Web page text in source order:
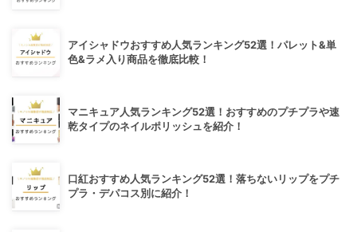
アイシャドウおすすめ人気ランキング52選！パレット&単
色&ラメ入り商品を徹底比較！
マニキュア人気ランキング52選！おすすめのプチプラや速
乾タイプのネイルポリッシュを紹介！
口紅おすすめ人気ランキング52選！落ちないリップをプチ
プラ・デパコス別に紹介！